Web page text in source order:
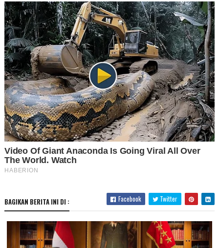
BAGIKAN BERITA INI DI : Facebook Twitter